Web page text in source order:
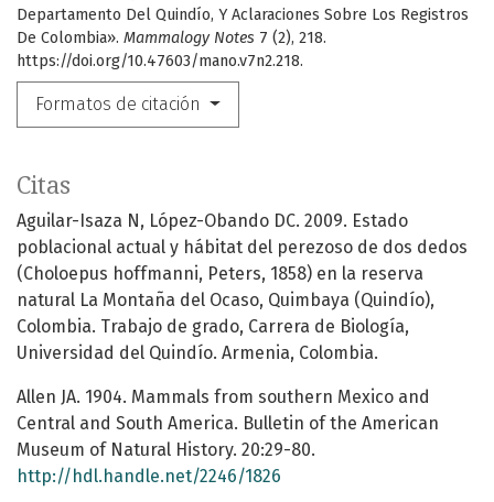
Departamento Del Quindío, Y Aclaraciones Sobre Los Registros
De Colombia». Mammalogy Notes 7 (2), 218.
https://doi.org/10.47603/mano.v7n2.218.
Formatos de citación
Citas
Aguilar-Isaza N, López-Obando DC. 2009. Estado
poblacional actual y hábitat del perezoso de dos dedos
(Choloepus hoffmanni, Peters, 1858) en la reserva
natural La Montaña del Ocaso, Quimbaya (Quindío),
Colombia. Trabajo de grado, Carrera de Biología,
Universidad del Quindío. Armenia, Colombia.
Allen JA. 1904. Mammals from southern Mexico and
Central and South America. Bulletin of the American
Museum of Natural History. 20:29-80.
http://hdl.handle.net/2246/1826